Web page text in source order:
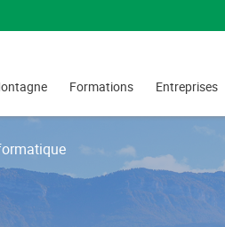
Formations Entreprises